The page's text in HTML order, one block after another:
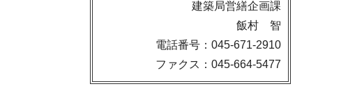
建築局営繕企画課
飯村 智
電話番号：045-671-2910
ファクス：045-664-5477